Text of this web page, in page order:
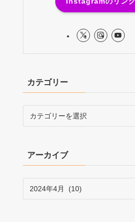
カテゴリー
ーアーカイブ